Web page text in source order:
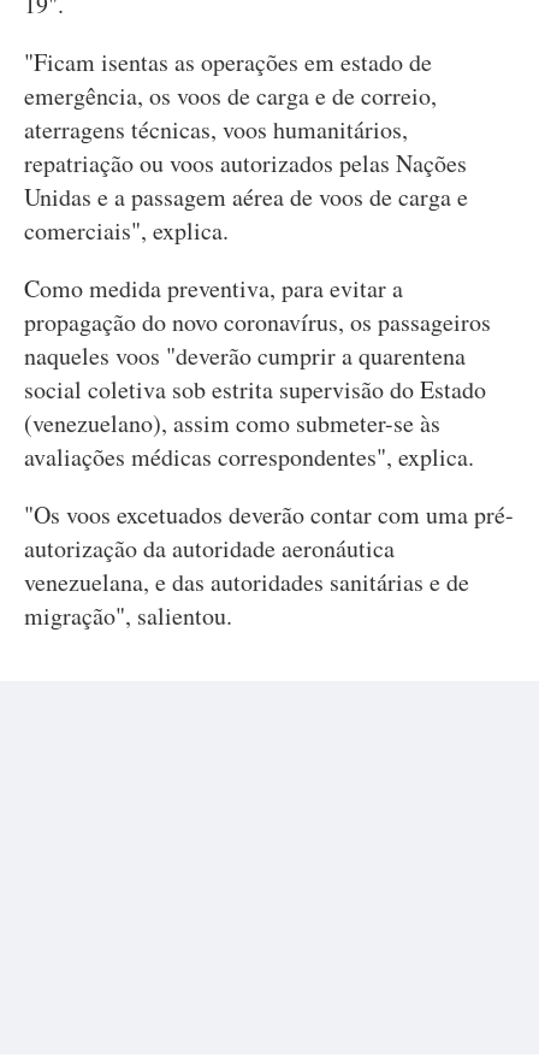
"Ficam isentas as operações em estado de
emergência, os voos de carga e de correio,
aterragens técnicas, voos humanitários,
repatriação ou voos autorizados pelas Nações
Unidas e a passagem aérea de voos de carga e
comerciais", explica.
Como medida preventiva, para evitar a
propagação do novo coronavírus, os passageiros
naqueles voos "deverão cumprir a quarentena
social coletiva sob estrita supervisão do Estado
(venezuelano), assim como submeter-se às
avaliações médicas correspondentes", explica.
"Os voos excetuados deverão contar com uma pré-
autorização da autoridade aeronáutica
venezuelana, e das autoridades sanitárias e de
migração", salientou.